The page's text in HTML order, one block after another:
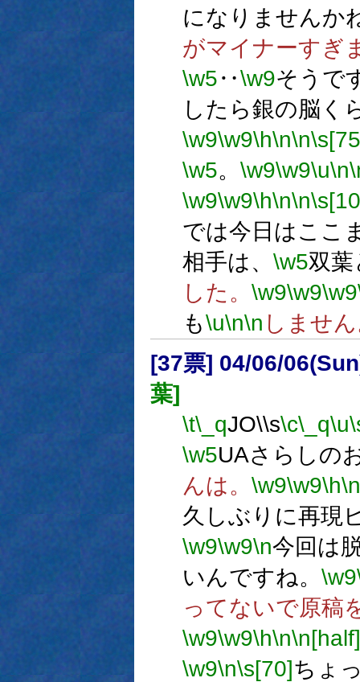
になりませんか
がマイナーすぎ
\w5‥\w9そうで
したら銀の脳く
\w9\w9\h\n\n
\w5。 \w9\w9\u\n
\w9\w9\h\n\n
では今日はここ
相手は、 \w5双葉
した。 \w9\w9\w9
も\u\n\n しませ
[37票] 04/06/
葉]
\t\_qJO\\s\c\_q\u
\w5UAさらしの
んは。 \w9\w9\h\n
久しぶりに再現
\w9\w9\n今回は
いんですね。 \w9
ってないで原稿
\w9\w9\h\n\n[half]
\w9\n\s[70]ちょ